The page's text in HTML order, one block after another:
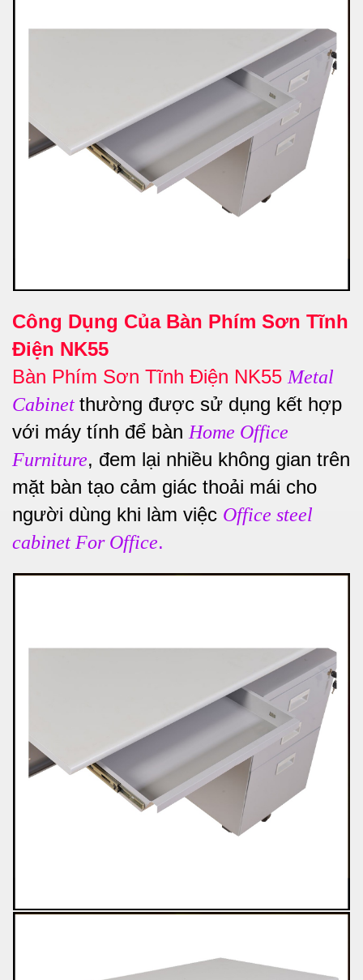
Công Dụng Của Bàn Phím Sơn Tĩnh
Điện NK55
Bàn Phím Sơn Tĩnh Điện NK55 Metal
Cabinet thường được sử dụng kết hợp
với máy tính để bàn Home Office
Furniture, đem lại nhiều không gian trên
mặt bàn tạo cảm giác thoải mái cho
người dùng khi làm việc Office steel
cabinet For Office.